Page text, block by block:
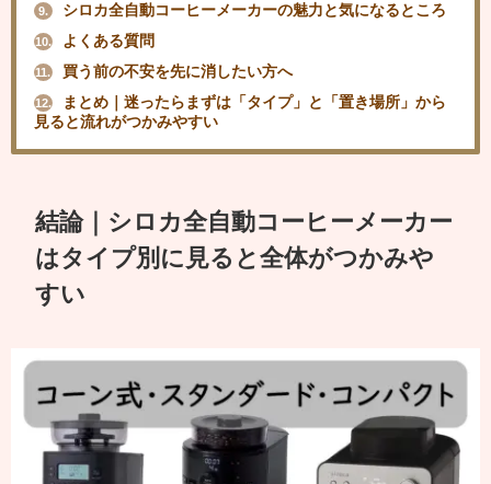
9. シロカ全自動コーヒーメーカーの魅力と気になるところ
10. よくある質問
11. 買う前の不安を先に消したい方へ
12.
まとめ｜迷ったらまずは「タイプ」と「置き場所」から
見ると流れがつかみやすい
結論｜シロカ全自動コーヒーメーカー
はタイプ別に見ると全体がつかみや
すい